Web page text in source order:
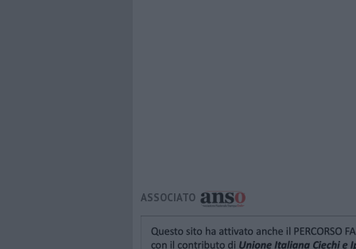
ASSOCIATO